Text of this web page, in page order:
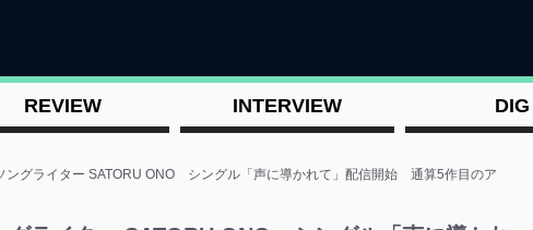
REVIEW INTERVIEW DIG
ングライター SATORU ONO シングル「声に導かれて」配信開始 通算5作目のア